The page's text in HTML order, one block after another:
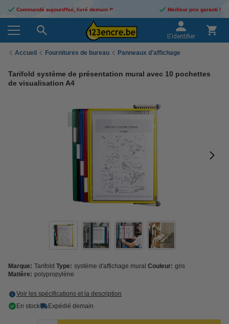
Commandé aujourd'hui, livré demain !* Meilleur prix garanti !
S'identifier
Accueil Fournitures de bureau Panneaux d'affichage
Tarifold système de présentation mural avec 10 pochettes
de visualisation A4
Marque: Tarifold Type: système d'affichage mural Couleur: gris
Matière: polypropylène
Voir les spécifications et la description
En stock
Expédié demain